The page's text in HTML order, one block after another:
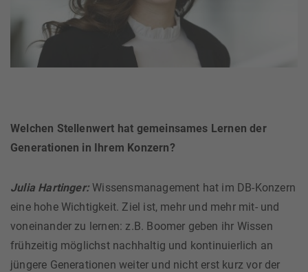
Welchen Stellenwert hat gemeinsames Lernen der
Generationen in Ihrem Konzern?
Julia Hartinger:Wissensmanagement hat im DB-Konzern
eine hohe Wichtigkeit. Ziel ist, mehr und mehr mit- und
voneinander zu lernen: z.B. Boomer geben ihr Wissen
frühzeitig möglichst nachhaltig und kontinuierlich an
jüngere Generationen weiter und nicht erst kurz vor der